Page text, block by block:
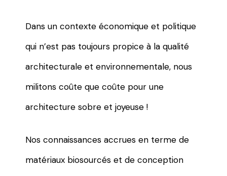
Dans un contexte économique et politique
qui n’est pas toujours propice à la qualité
architecturale et environnementale, nous
militons coûte que coûte pour une
architecture sobre et joyeuse !
Nos connaissances accrues en terme de
matériaux biosourcés et de conception